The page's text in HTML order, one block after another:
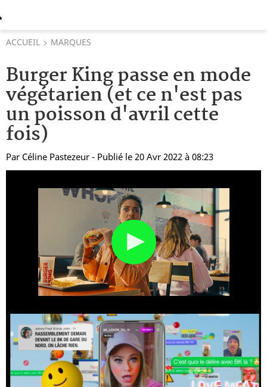
ACCUEIL MARQUES
Burger King passe en mode
végétarien (et ce n'est pas
un poisson d'avril cette
fois)
Par Céline Pastezeur - Publié le 20 Avr 2022 à 08:23